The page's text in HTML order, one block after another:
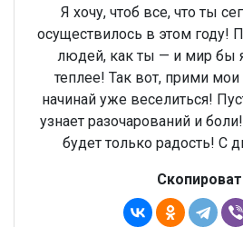
Я хочу, чтоб все, что ты
осуществилось в этом году!
людей, как ты — и мир бы
теплее! Так вот, прими
начинай уже веселиться!
узнает разочарований и
будет только радость! С